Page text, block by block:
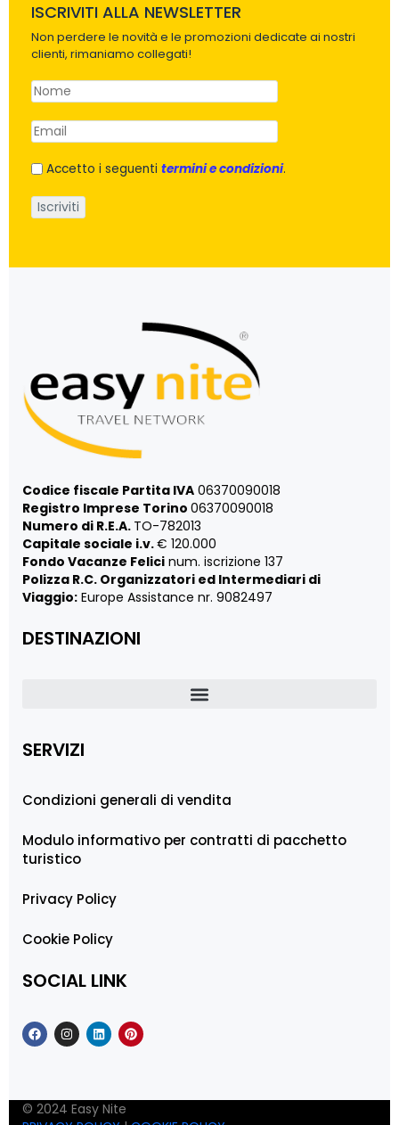
ISCRIVITI ALLA NEWSLETTER
Non perdere le novità e le promozioni dedicate ai nostri
clienti, rimaniamo collegati!
Accetto i seguenti termini e condizioni.
Codice fiscale Partita IVA 06370090018
Registro Imprese Torino 06370090018
Numero di R.E.A. TO-782013
Capitale sociale i.v.€ 120.000
Fondo Vacanze Felici num. iscrizione 137
Polizza R.C. Organizzatori ed Intermediari di
Viaggio: Europe Assistance nr. 9082497
DESTINAZIONI
SERVIZI
Condizioni generali di vendita
Modulo informativo per contratti di pacchetto
turistico
Privacy Policy
Cookie Policy
SOCIAL LINK
© 2024 Easy Nite